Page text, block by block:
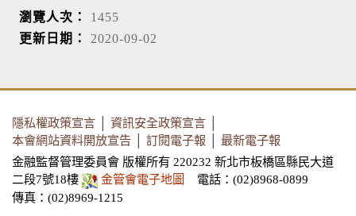
瀏覽人次： 1455
更新日期： 2020-09-02
隱私權政策宣言 資訊安全政策宣言
本會網站資料開放宣告
訂閱電子報
最新電子報
金融監督管理委員會 版權所有 220232 新北市板橋區縣民大道
二段7號18樓
金管會電子地圖
電話：(02)8968-0899
傳真：(02)8969-1215